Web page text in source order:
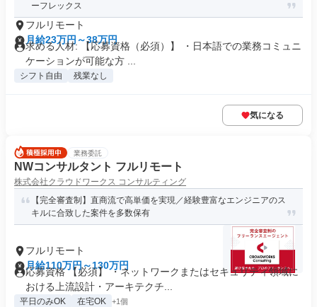
ーフレックス
フルリモート
月給23万円～38万円
求める人材: 【応募資格（必須）】 ・日本語での業務コミュニ
ケーションが可能な方 ...
シフト自由 残業なし
気になる
業務委託
NWコンサルタント フルリモート
株式会社クラウドワークス コンサルティング
【完全審査制】直商流で高単価を実現／経験豊富なエンジニアのス
キルに合致した案件を多数保有
フルリモート
月給110万円～130万円
応募資格 【必須】 ・ネットワークまたはセキュリティ領域に
おける上流設計・アーキテクチ...
平日のみOK 在宅OK +1個